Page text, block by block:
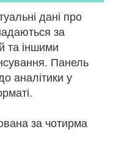
дані про
за
та іншими
Панель
аналітики у
за чотирма